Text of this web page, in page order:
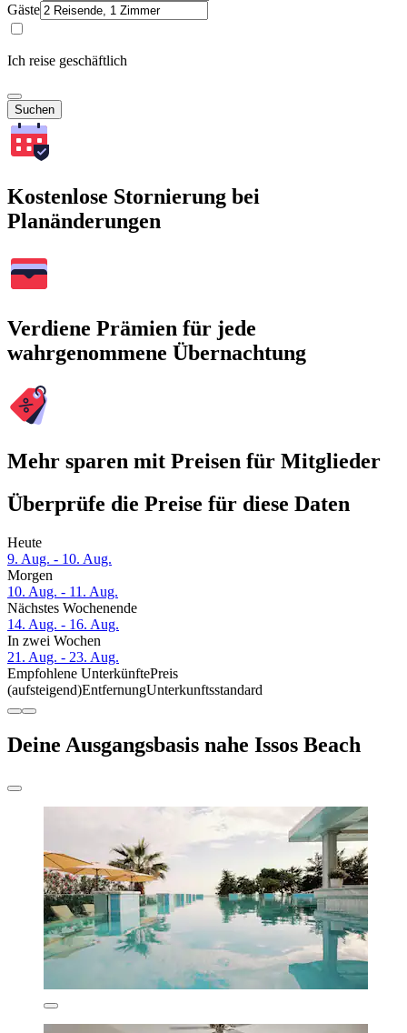
Gäste
Ich reise geschäftlich
Suchen
Kostenlose Stornierung bei
Planänderungen
Verdiene Prämien für jede
wahrgenommene Übernachtung
Mehr sparen mit Preisen für Mitglieder
Überprüfe die Preise für diese Daten
Heute
9. Aug. - 10. Aug.
Morgen
10. Aug. - 11. Aug.
Nächstes Wochenende
14. Aug. - 16. Aug.
In zwei Wochen
21. Aug. - 23. Aug.
Empfohlene UnterkünftePreis
(aufsteigend)EntfernungUnterkunftsstandard
Deine Ausgangsbasis nahe Issos Beach